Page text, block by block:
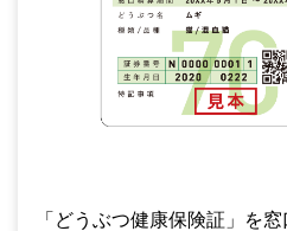
「どうぶつ健康保険証」を